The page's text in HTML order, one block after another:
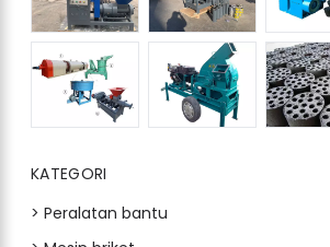
KATEGORI
> Peralatan bantu